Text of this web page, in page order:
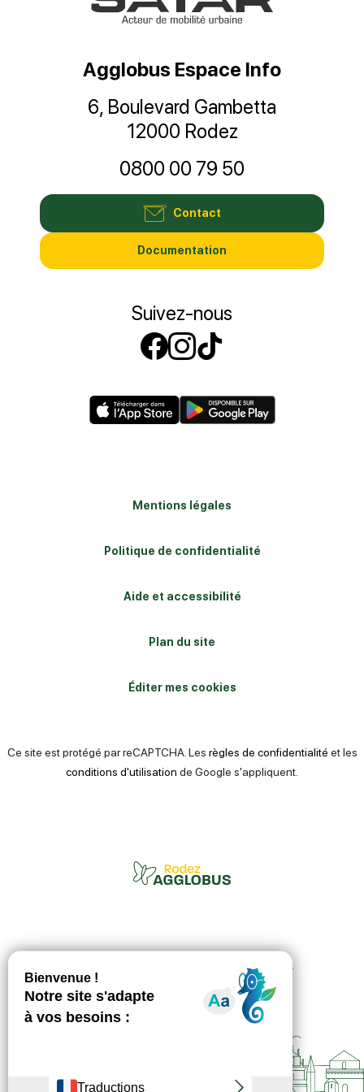
Agglobus Espace Info
6, Boulevard Gambetta
12000 Rodez
0800 00 79 50
Contact
Documentation
Suivez-nous
Suivez-nous sur
Suivez-nous
Mentions légales
Politique de confidentialité
Aide et accessibilité
Plan du site
Éditer mes cookies
Ce site est protégé par reCAPTCHA. Les règles de confidentialité et les
conditions d'utilisation de Google s'appliquent.